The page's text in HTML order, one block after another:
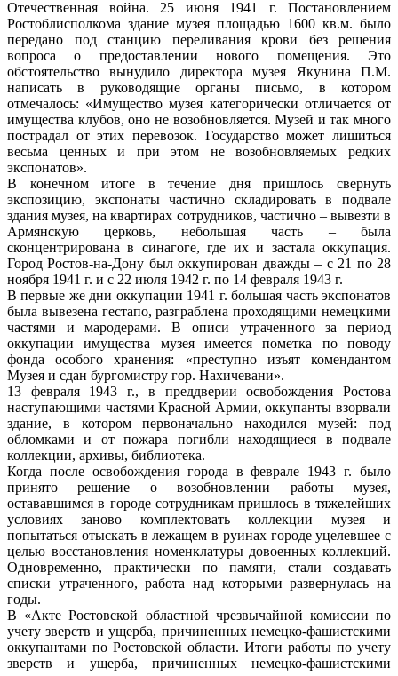
Отечественная война. 25 июня 1941 г. Постановлением
Ростоблисполкома здание музея площадью 1600 кв.м. было
передано под станцию переливания крови без решения
вопроса о предоставлении нового помещения. Это
обстоятельство вынудило директора музея Якунина П.М.
написать в руководящие органы письмо, в котором
отмечалось: «Имущество музея категорически отличается от
имущества клубов, оно не возобновляется. Музей и так много
пострадал от этих перевозок. Государство может лишиться
весьма ценных и при этом не возобновляемых редких
экспонатов».
В конечном итоге в течение дня пришлось свернуть
экспозицию, экспонаты частично складировать в подвале
здания музея, на квартирах сотрудников, частично – вывезти в
Армянскую церковь, небольшая часть – была
сконцентрирована в синагоге, где их и застала оккупация.
Город Ростов-на-Дону был оккупирован дважды – с 21 по 28
ноября 1941 г. и с 22 июля 1942 г. по 14 февраля 1943 г.
В первые же дни оккупации 1941 г. большая часть экспонатов
была вывезена гестапо, разграблена проходящими немецкими
частями и мародерами. В описи утраченного за период
оккупации имущества музея имеется пометка по поводу
фонда особого хранения: «преступно изъят комендантом
Музея и сдан бургомистру гор. Нахичевани».
13 февраля 1943 г., в преддверии освобождения Ростова
наступающими частями Красной Армии, оккупанты взорвали
здание, в котором первоначально находился музей: под
обломками и от пожара погибли находящиеся в подвале
коллекции, архивы, библиотека.
Когда после освобождения города в феврале 1943 г. было
принято решение о возобновлении работы музея,
остававшимся в городе сотрудникам пришлось в тяжелейших
условиях заново комплектовать коллекции музея и
попытаться отыскать в лежащем в руинах городе уцелевшее с
целью восстановления номенклатуры довоенных коллекций.
Одновременно, практически по памяти, стали создавать
списки утраченного, работа над которыми развернулась на
годы.
В «Акте Ростовской областной чрезвычайной комиссии по
учету зверств и ущерба, причиненных немецко-фашистскими
оккупантами по Ростовской области. Итоги работы по учету
зверств и ущерба, причиненных немецко-фашистскими